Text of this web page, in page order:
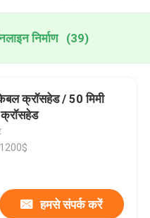
निर्माण (39)
क्रॉसहेड / 50 मिमी
हमसे संपर्क करें